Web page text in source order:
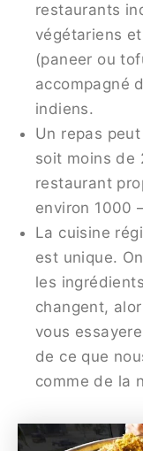
restaurants
végétariens
(paneer ou
accompagné
indiens.
Un repas
soit moins de
restaurant
environ 1000
La cuisine
est unique.
les
changent,
vous
de ce que
comme de la